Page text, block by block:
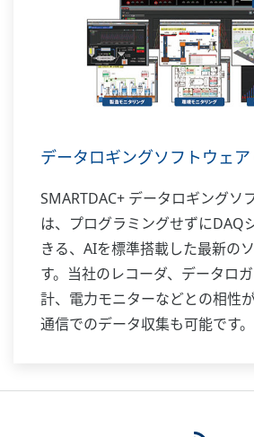
データロギングソフトウェ
SMARTDAC+ データロギングソ
は、プログラミングせずにDAQ
きる、AIを標準搭載した最新の
す。当社のレコーダ、データロ
計、電力モニターなどとの相性
通信でのデータ収集も可能です。